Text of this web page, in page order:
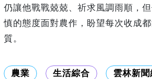
仍讓他戰戰兢兢、祈求風調雨順，
慎的態度面對農作，盼望每次收成
質。
農業 生活綜合 雲林新聞